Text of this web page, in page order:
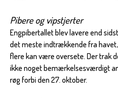
Pibere og vipstjerter
Engpibertallet blev lavere end
det meste indtrækkende fra
flere kan være oversete. Der trak
ikke noget bemærkelsesværdigt
røg forbi den 27. oktober.